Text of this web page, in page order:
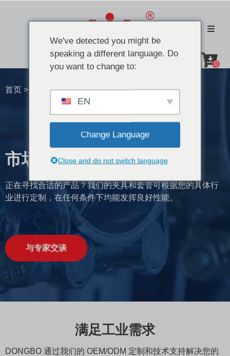
0
首页 >
市场
正在寻找合适的产品？我们的夹具和套管可根据您的具体行
业进行定制，在任何条件下均能发挥良好性能。
与专家交谈
满足工业需求
DONGBO 通过我们的 OEM/ODM 定制和技术支持解决您的
We've detected you might be
speaking a different language. Do
you want to change to:
EN
Change Language
Close and do not switch language